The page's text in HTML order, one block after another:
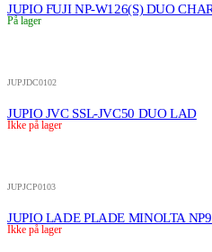
JUPIO FUJI NP-W126(S) DUO
På lager
JUPJDC0102
JUPIO JVC SSL-JVC50 DUO LAD
Ikke på lager
JUPJCP0103
JUPIO LADE PLADE MINOLTA
Ikke på lager